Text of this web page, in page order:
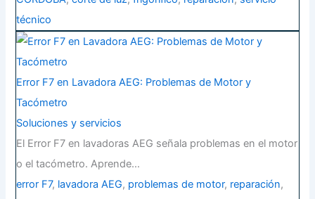
técnico
Error F7 en Lavadora AEG: Problemas de Motor y
Tacómetro
Soluciones y servicios
El Error F7 en lavadoras AEG señala problemas en el motor
o el tacómetro. Aprende…
error F7, lavadora AEG, problemas de motor, reparación,